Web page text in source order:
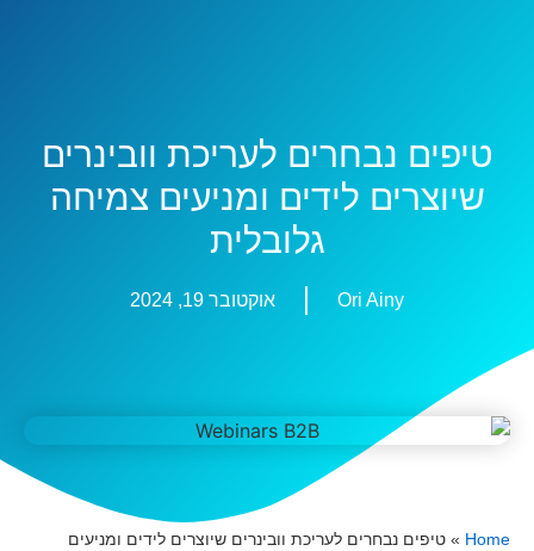
טיפים נבחרים לעריכת וובינרים
שיוצרים לידים ומניעים צמיחה
גלובלית
Ori Ainy אוקטובר 19, 2024
Home
» טיפים נבחרים לעריכת וובינרים שיוצרים לידים ומניעים